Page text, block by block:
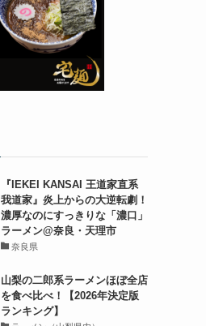
『IEKEI KANSAI 王道家直系
我道家』炎上からの大逆転劇！
濃厚なのにすっきりな「濃口」
ラーメン@奈良・天理市
奈良県
山梨の二郎系ラーメンほぼ全店
を食べ比べ！【2026年決定版
ランキング】